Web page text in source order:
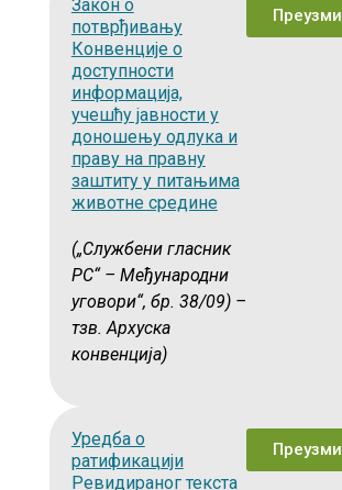
Закон о
потврђивању
Конвенције о
доступности
информација,
учешћу јавности у
доношењу одлука и
праву на правну
заштиту у питањима
животне средине
(„Службени гласник
РС“ – Међународни
уговори“, бр. 38/09) –
тзв. Архуска
конвенција)
Преузми
Уредба о
ратификацији
Ревидираног текста
Преузми